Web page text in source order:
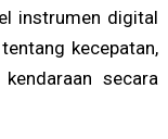
instrumen digital
kecepatan,
secara